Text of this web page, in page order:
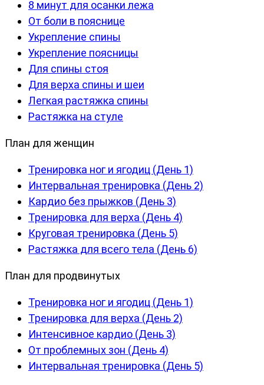
8 минут для осанки лежа
От боли в пояснице
Укрепление спины
Укрепление поясницы
Для спины стоя
Для верха спины и шеи
Легкая растяжка спины
Растяжка на стуле
План для женщин
Тренировка ног и ягодиц (День 1)
Интервальная тренировка (День 2)
Кардио без прыжков (День 3)
Тренировка для верха (День 4)
Круговая тренировка (День 5)
Растяжка для всего тела (День 6)
План для продвинутых
Тренировка ног и ягодиц (День 1)
Тренировка для верха (День 2)
Интенсивное кардио (День 3)
От проблемных зон (День 4)
Интервальная тренировка (День 5)